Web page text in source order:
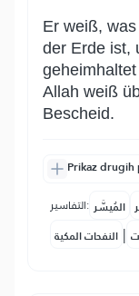
Er weiß,
der Erde ist,
Allah weiß
Bescheid.
Prikaz
التفاسير: المُيسَّر
النفحات المكية |